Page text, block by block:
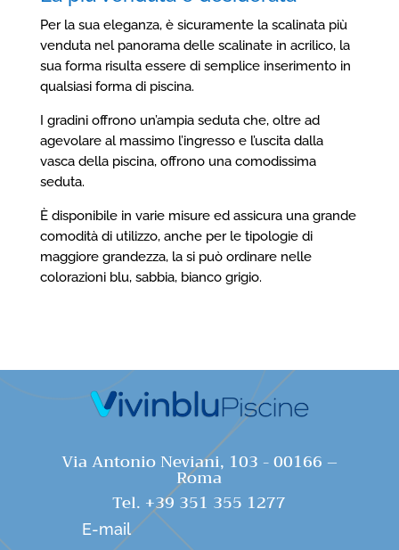
Per la sua eleganza, è sicuramente la scalinata più
venduta nel panorama delle scalinate in acrilico, la
sua forma risulta essere di semplice inserimento in
qualsiasi forma di piscina.
I gradini offrono un’ampia seduta che, oltre ad
agevolare al massimo l’ingresso e l’uscita dalla
vasca della piscina, offrono una comodissima
seduta.
È disponibile in varie misure ed assicura una grande
comodità di utilizzo, anche per le tipologie di
maggiore grandezza, la si può ordinare nelle
colorazioni blu, sabbia, bianco grigio.
Via Antonio Neviani, 103 - 00166 –
Roma
Tel. +39 351 355 1277
E-mail